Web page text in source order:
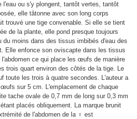
l'eau ou s'y plongent, tantôt vertes, tantôt
elle tâtonne avec son long corps
trouvé une tige convenable. Si elle se tient
de la plante, elle pond presque toujours
du moins dans des tissus imbibés d'eau des
Elle enfonce son oviscapte dans les tissus
l'abdomen ce qui place les œufs de manière
trois quart environ des côtés de la tige. Le
toute les trois à quatre secondes. L'auteur a
sur 5 cm. L'emplacement de chaque
tache ovale de 0,7 mm de long sur 0,3 mm
placés obliquement. La marque brunit
de l'abdomen de la ♀ est